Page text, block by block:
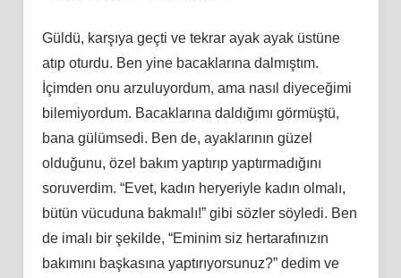
Güldü, karşıya geçti ve tekrar ayak ayak üstüne
atıp oturdu. Ben yine bacaklarına dalmıştım.
İçimden onu arzuluyordum, ama nasıl diyeceğimi
bilemiyordum. Bacaklarına daldığımı görmüştü,
bana gülümsedi. Ben de, ayaklarının güzel
olduğunu, özel bakım yaptırıp yaptırmadığını
soruverdim. “Evet, kadın heryeriyle kadın olmalı,
bütün vücuduna bakmalı!” gibi sözler söyledi. Ben
de imalı bir şekilde, “Eminim siz hertarafınızın
bakımını başkasına yaptırıyorsunuz?” dedim ve